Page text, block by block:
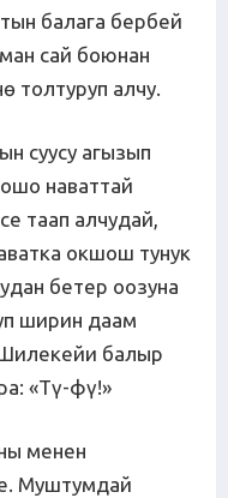
балага бербей
сай боюнан
толтуруп алчу.
суусу агызып
наваттай
таап алчудай,
окшош тунук
бетер оозуна
ширин даам
балыр
«Тү-фү!»
менен
Муштумдай